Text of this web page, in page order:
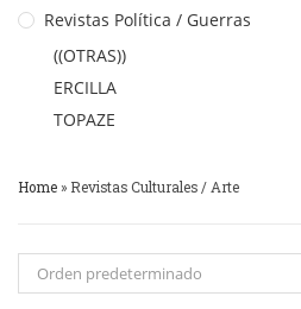
Revistas Política / Guerras
((OTRAS))
ERCILLA
TOPAZE
Home » Revistas Culturales / Arte
Orden predeterminado